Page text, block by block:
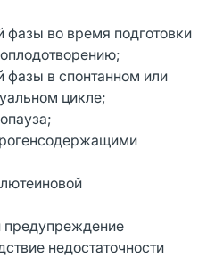
во время подготовки
фазы в спонтанном или
цикле;
предупреждение
недостаточности